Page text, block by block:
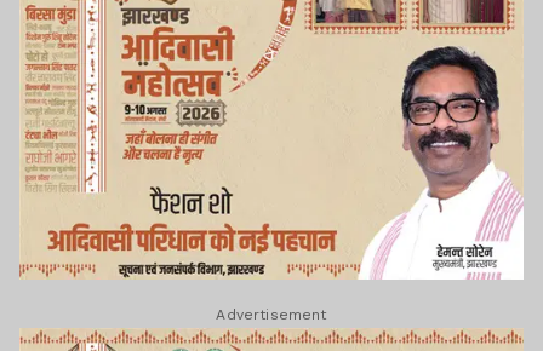
Advertisement